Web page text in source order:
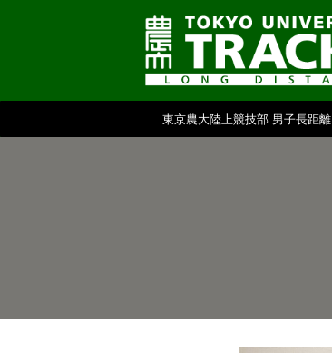
東京農大陸上競技部 男子長距離